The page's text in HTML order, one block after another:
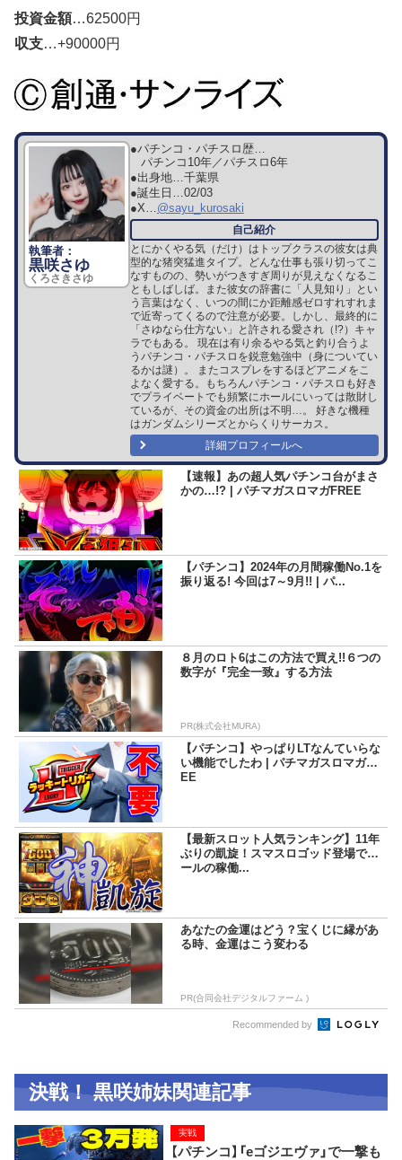
投資金額…62500円
収支…+90000円
黒咲さゆ
くろさきさゆ
●パチンコ・パチスロ歴…
パチンコ10年／パチスロ6年
●出身地… 千葉県
●誕生日… 02/03
●X… @sayu_kurosaki
とにかくやる気（だけ）はトップクラスの彼女は典
型的な猪突猛進タイプ。どんな仕事も張り切ってこ
なすものの、勢いがつきすぎ周りが見えなくなるこ
ともしばしば。また彼女の辞書に「人見知り」とい
う言葉はなく、いつの間にか距離感ゼロすれすれま
で近寄ってくるので注意が必要。しかし、最終的に
「さゆなら仕方ない」と許される愛され（!?）キャ
ラでもある。 現在は有り余るやる気と釣り合うよ
うパチンコ・パチスロを鋭意勉強中（身についてい
るかは謎）。 またコスプレをするほどアニメをこ
よなく愛する。もちろんパチンコ・パチスロも好き
でプライベートでも頻繁にホールにいっては散財し
ているが、その資金の出所は不明…。 好きな機種
はガンダムシリーズとからくりサーカス。
詳細プロフィールへ
【速報】あの超人気パチンコ台がまさ
かの…!? | パチマガスロマガFREE
【パチンコ】2024年の月間稼働No.1を
振り返る! 今回は7～9月!! | パ...
８月のロト6はこの方法で買え!!６つの
数字が『完全一致』する方法
PR(株式会社MURA)
【パチンコ】やっぱりLTなんていらな
い機能でしたわ | パチマガスロマガFR
EE
【最新スロット人気ランキング】11年
ぶりの凱旋！スマスロゴッド登場でホ
ールの稼働...
あなたの金運はどう？宝くじに縁があ
る時、金運はこう変わる
PR(合同会社デジタルファーム )
Recommended by
決戦！ 黒咲姉妹関連記事
【パチンコ】「eゴジエヴァ」で一撃も
実戦